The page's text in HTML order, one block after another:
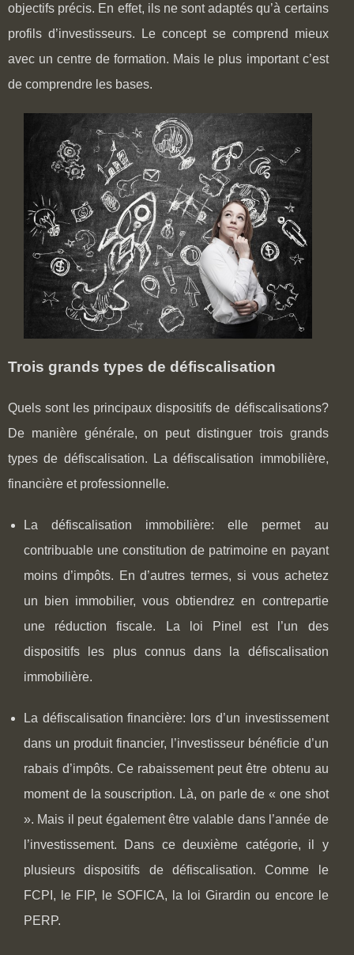
objectifs précis. En effet, ils ne sont adaptés qu’à certains
profils d’investisseurs. Le concept se comprend mieux
avec un centre de formation. Mais le plus important c’est
de comprendre les bases.
Trois grands types de défiscalisation
Quels sont les principaux dispositifs de défiscalisations?
De manière générale, on peut distinguer trois grands
types de défiscalisation. La défiscalisation immobilière,
financière et professionnelle.
La défiscalisation immobilière: elle permet au
contribuable une constitution de patrimoine en payant
moins d’impôts. En d’autres termes, si vous achetez
un bien immobilier, vous obtiendrez en contrepartie
une réduction fiscale. La loi Pinel est l’un des
dispositifs les plus connus dans la défiscalisation
immobilière.
La défiscalisation financière: lors d’un investissement
dans un produit financier, l’investisseur bénéficie d’un
rabais d’impôts. Ce rabaissement peut être obtenu au
moment de la souscription. Là, on parle de « one shot
». Mais il peut également être valable dans l’année de
l’investissement. Dans ce deuxième catégorie, il y
plusieurs dispositifs de défiscalisation. Comme le
FCPI, le FIP, le SOFICA, la loi Girardin ou encore le
PERP.